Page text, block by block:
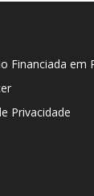
Financiada em
Privacidade